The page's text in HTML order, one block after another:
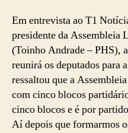
Em entrevista ao T1
presidente da
(Toinho Andrade – PHS),
reunirá os deputados para
ressaltou que a
com cinco blocos
cinco blocos e é por
Aí depois que formarmos